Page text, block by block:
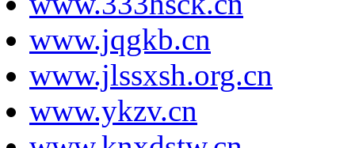
www.jqgkb.cn
www.jlssxsh.org.cn
www.ykzv.cn